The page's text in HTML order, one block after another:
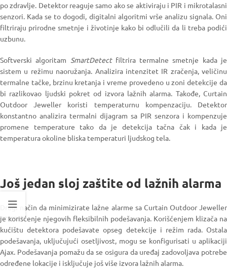
po zdravlje. Detektor reaguje samo ako se aktiviraju i PIR i mikrotalasni
senzori. Kada se to dogodi, digitalni algoritmi vrše analizu signala. Oni
filtriraju prirodne smetnje i životinje kako bi odlučili da li treba podići
uzbunu.
Softverski algoritam SmartDetectfiltrira termalne smetnje kada je
sistem u režimu naoružanja. Analizira intenzitet IR zračenja, veličinu
termalne tačke, brzinu kretanja i vreme provedeno u zoni detekcije da
bi razlikovao ljudski pokret od izvora lažnih alarma. Takođe, Curtain
Outdoor Jeweller koristi temperaturnu kompenzaciju. Detektor
konstantno analizira termalni dijagram sa PIR senzora i kompenzuje
promene temperature tako da je detekcija tačna čak i kada je
temperatura okoline bliska temperaturi ljudskog tela.
Još jedan sloj zaštite od lažnih alarma
Drugi način da minimizirate lažne alarme sa Curtain Outdoor Jeweller
je korišćenje njegovih fleksibilnih podešavanja. Korišćenjem klizača na
kućištu detektora podešavate opseg detekcije i režim rada. Ostala
podešavanja, uključujući osetljivost, mogu se konfigurisati u aplikaciji
Ajax. Podešavanja pomažu da se osigura da uređaj zadovoljava potrebe
određene lokacije i isključuje još više izvora lažnih alarma.